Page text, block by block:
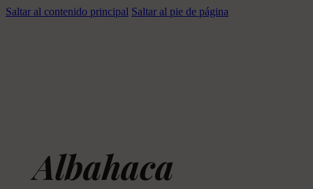
Saltar al contenido principal Saltar al pie de página
Albahaca